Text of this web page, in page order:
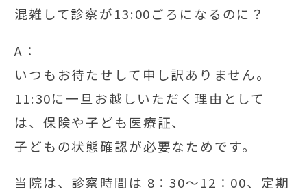
混雑して診察が13:00ごろになるのに？
A：
いつもお待たせして申し訳ありません。
11:30に一旦お越しいただく理由として
は、保険や子ども医療証、
子どもの状態確認が必要なためです。
当院は、診察時間は 8：30～12：00、定期